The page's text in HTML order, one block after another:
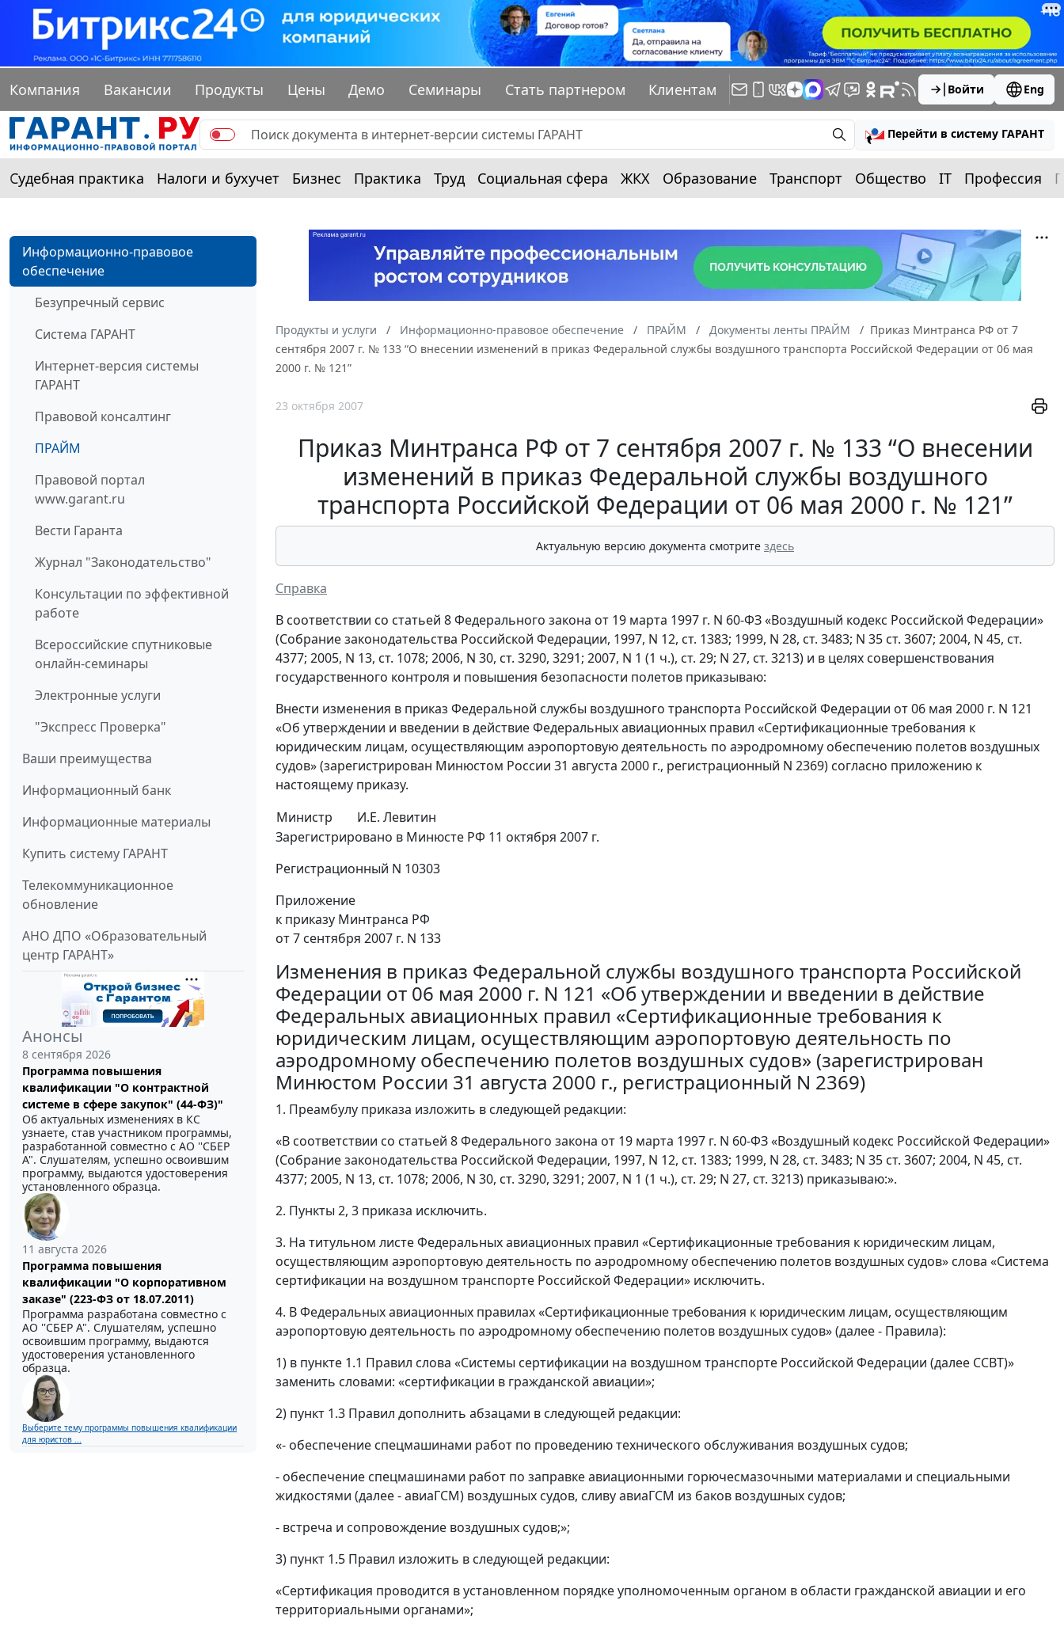
Компания Вакансии Продукты Цены Демо Семинары Стать партнером Клиентам Войти Eng
Перейти в систему ГАРАНТ
Судебная практика Налоги и бухучет Бизнес Практика Труд Социальная сфера ЖКХ Образование Транспорт Общество IT Профессия
Информационно-правовое
обеспечение
Безупречный сервис
Система ГАРАНТ
Интернет-версия системы
ГАРАНТ
Правовой консалтинг
ПРАЙМ
Правовой портал
www.garant.ru
Вести Гаранта
Журнал "Законодательство"
Консультации по эффективной
работе
Всероссийские спутниковые
онлайн-семинары
Электронные услуги
"Экспресс Проверка"
Ваши преимущества
Информационный банк
Информационные материалы
Купить систему ГАРАНТ
Телекоммуникационное
обновление
АНО ДПО «Образовательный
центр ГАРАНТ»
Анонсы
8 сентября 2026
Программа повышения
квалификации "О контрактной
системе в сфере закупок" (44-ФЗ)"
Об актуальных изменениях в КС
узнаете, став участником программы,
разработанной совместно с АО ''СБЕР
А". Слушателям, успешно освоившим
программу, выдаются удостоверения
установленного образца.
11 августа 2026
Программа повышения
квалификации "О корпоративном
заказе" (223-ФЗ от 18.07.2011)
Программа разработана совместно с
АО ''СБЕР А". Слушателям, успешно
освоившим программу, выдаются
удостоверения установленного
образца.
Выберите тему программы повышения квалификации
для юристов ...
Продукты и услуги Информационно-правовое обеспечение ПРАЙМ Документы ленты ПРАЙМ
Приказ Минтранса РФ от 7
сентября 2007 г. № 133 “О внесении изменений в приказ Федеральной службы воздушного транспорта Российской Федерации от 06 мая
2000 г. № 121”
23 октября 2007
Приказ Минтранса РФ от 7 сентября 2007 г. № 133 “О внесении
изменений в приказ Федеральной службы воздушного
транспорта Российской Федерации от 06 мая 2000 г. № 121”
Актуальную версию документа смотрите здесь
Справка
В соответствии со статьей 8 Федерального закона от 19 марта 1997 г. N 60-ФЗ «Воздушный кодекс Российской Федерации»
(Собрание законодательства Российской Федерации, 1997, N 12, ст. 1383; 1999, N 28, ст. 3483; N 35 ст. 3607; 2004, N 45, ст.
4377; 2005, N 13, ст. 1078; 2006, N 30, ст. 3290, 3291; 2007, N 1 (1 ч.), ст. 29; N 27, ст. 3213) и в целях совершенствования
государственного контроля и повышения безопасности полетов приказываю:
Внести изменения в приказ Федеральной службы воздушного транспорта Российской Федерации от 06 мая 2000 г. N 121
«Об утверждении и введении в действие Федеральных авиационных правил «Сертификационные требования к
юридическим лицам, осуществляющим аэропортовую деятельность по аэродромному обеспечению полетов воздушных
судов» (зарегистрирован Минюстом России 31 августа 2000 г., регистрационный N 2369) согласно приложению к
настоящему приказу.
Министр
И.Е. Левитин
Зарегистрировано в Минюсте РФ 11 октября 2007 г.
Регистрационный N 10303
Приложение
к приказу Минтранса РФ
от 7 сентября 2007 г. N 133
Изменения в приказ Федеральной службы воздушного транспорта Российской
Федерации от 06 мая 2000 г. N 121 «Об утверждении и введении в действие
Федеральных авиационных правил «Сертификационные требования к
юридическим лицам, осуществляющим аэропортовую деятельность по
аэродромному обеспечению полетов воздушных судов» (зарегистрирован
Минюстом России 31 августа 2000 г., регистрационный N 2369)
1. Преамбулу приказа изложить в следующей редакции:
«В соответствии со статьей 8 Федерального закона от 19 марта 1997 г. N 60-ФЗ «Воздушный кодекс Российской Федерации»
(Собрание законодательства Российской Федерации, 1997, N 12, ст. 1383; 1999, N 28, ст. 3483; N 35 ст. 3607; 2004, N 45, ст.
4377; 2005, N 13, ст. 1078; 2006, N 30, ст. 3290, 3291; 2007, N 1 (1 ч.), ст. 29; N 27, ст. 3213) приказываю:».
2. Пункты 2, 3 приказа исключить.
3. На титульном листе Федеральных авиационных правил «Сертификационные требования к юридическим лицам,
осуществляющим аэропортовую деятельность по аэродромному обеспечению полетов воздушных судов» слова «Система
сертификации на воздушном транспорте Российской Федерации» исключить.
4. В Федеральных авиационных правилах «Сертификационные требования к юридическим лицам, осуществляющим
аэропортовую деятельность по аэродромному обеспечению полетов воздушных судов» (далее - Правила):
1) в пункте 1.1 Правил слова «Системы сертификации на воздушном транспорте Российской Федерации (далее ССВТ)»
заменить словами: «сертификации в гражданской авиации»;
2) пункт 1.3 Правил дополнить абзацами в следующей редакции:
«- обеспечение спецмашинами работ по проведению технического обслуживания воздушных судов;
- обеспечение спецмашинами работ по заправке авиационными горючесмазочными материалами и специальными
жидкостями (далее - авиаГСМ) воздушных судов, сливу авиаГСМ из баков воздушных судов;
- встреча и сопровождение воздушных судов;»;
3) пункт 1.5 Правил изложить в следующей редакции:
«Сертификация проводится в установленном порядке уполномоченным органом в области гражданской авиации и его
территориальными органами»;